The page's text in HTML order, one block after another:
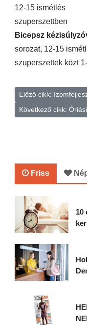
12-15 ismétlés
szuperszettben
Bicepsz
sorozat, 12-15
szuperszettek közt
Előző cikk:
Következő cikk:
Friss
10